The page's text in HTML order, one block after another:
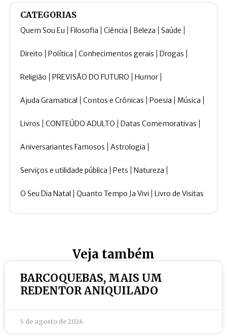
CATEGORIAS
Quem Sou Eu Filosofia Ciência Beleza Saúde
Direito Política Conhecimentos gerais Drogas
Religião PREVISÃO DO FUTURO Humor
Ajuda Gramatical Contos e Crônicas Poesia Música
Livros CONTEÚDO ADULTO Datas Comemorativas
Aniversariantes Famosos Astrologia
Serviços e utilidade pública Pets Natureza
O Seu Dia Natal Quanto Tempo Ja Vivi Livro de Visitas
Veja também
BARCOQUEBAS, MAIS UM
REDENTOR ANIQUILADO
5 de agosto de 2026